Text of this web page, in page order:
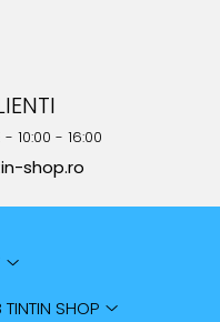
10:00 - 16:00
shop.ro
SHOP